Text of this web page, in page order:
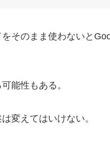
そのまま使わないと
能性もある。
変えてはいけない。